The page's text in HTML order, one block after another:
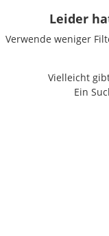
Leider
Verwende weniger
Vielleicht
Ein